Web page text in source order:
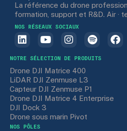
La référence du drone
formation, support et R&D. Air ·
NOS RÉSEAUX SOCIAUX
NOTRE SÉLECTION DE PRODUITS
Drone DJI Matrice 400
LiDAR DJI Zenmuse L3
Capteur DJI Zenmuse P1
Drone DJI Matrice 4 Enterprise
DJI Dock 3
Drone sous marin Pivot
NOS PÔLES